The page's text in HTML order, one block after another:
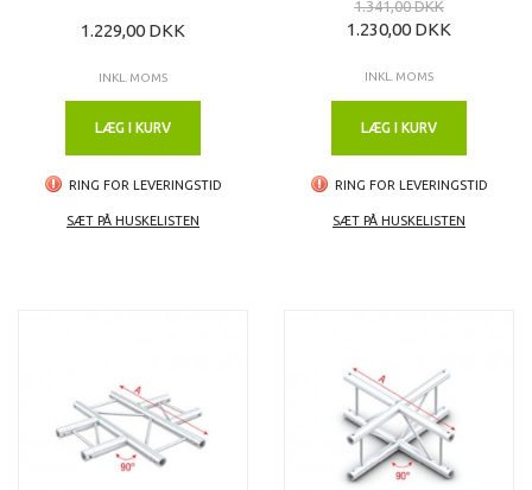
1.229,00 DKK
INKL. MOMS
LÆG I KURV
RING FOR LEVERINGSTID
SÆT PÅ HUSKELISTEN
1.341,00 DKK
1.230,00 DKK
INKL. MOMS
LÆG I KURV
RING FOR LEVERINGSTID
SÆT PÅ HUSKELISTEN